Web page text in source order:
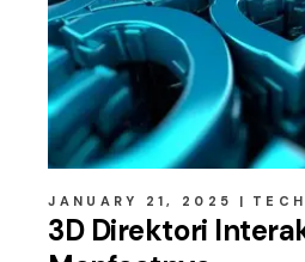
JANUARY 21, 2025 TECH
3D Direktori